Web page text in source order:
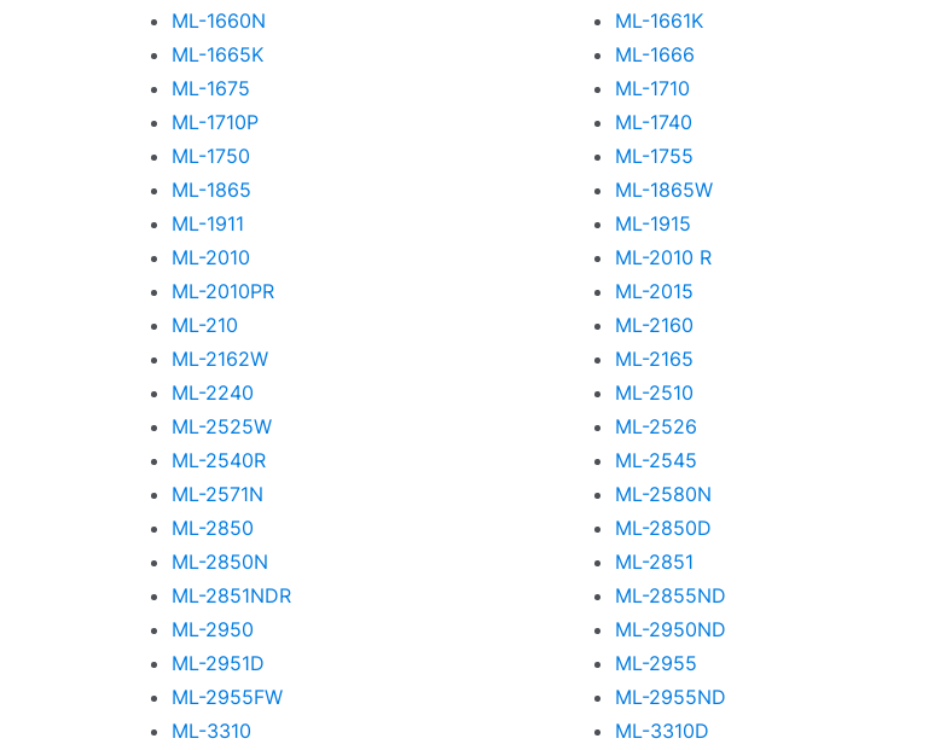
ML-1660N
ML-1661K
ML-1665K
ML-1666
ML-1675
ML-1710
ML-1710P
ML-1740
ML-1750
ML-1755
ML-1865
ML-1865W
ML-1911
ML-1915
ML-2010
ML-2010 R
ML-2010PR
ML-2015
ML-210
ML-2160
ML-2162W
ML-2165
ML-2240
ML-2510
ML-2525W
ML-2526
ML-2540R
ML-2545
ML-2571N
ML-2580N
ML-2850
ML-2850D
ML-2850N
ML-2851
ML-2851NDR
ML-2855ND
ML-2950
ML-2950ND
ML-2951D
ML-2955
ML-2955FW
ML-2955ND
ML-3310
ML-3310D